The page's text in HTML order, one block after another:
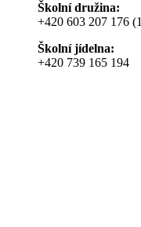
Školní družina:
+420 603 207 176
Školní jídelna:
+420 739 165 194